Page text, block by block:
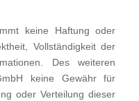
keine Haftung oder
Vollständigkeit der
Des weiteren
keine Gewähr für
oder Verteilung dieser